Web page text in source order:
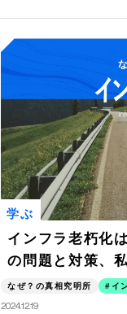
学ぶ
インフラ老朽化
の問題と対策、
なぜ？の真相究明所 イ
2024.12.19